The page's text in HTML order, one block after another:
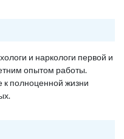
и наркологи первой и
опытом работы.
к полноценной жизни